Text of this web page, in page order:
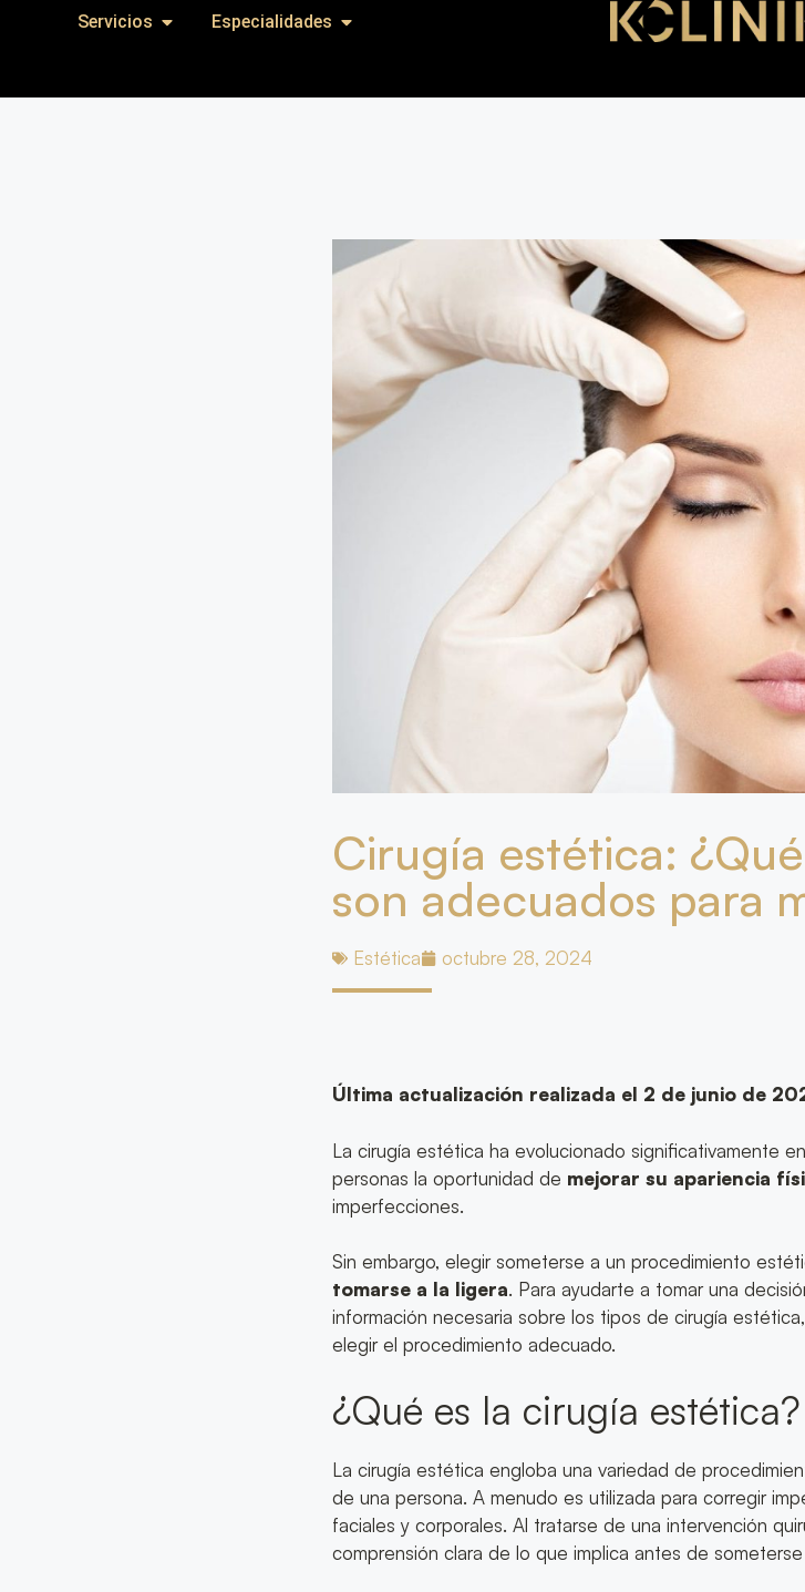
Servicios Especialidades
Cirugía estética:
son adecuados para
Estética octubre 28, 2024
Última actualización realizada el 2 de junio de
La cirugía estética ha evolucionado significativamente
personas la oportunidad de mejorar su apariencia
imperfecciones.
Sin embargo, elegir someterse a un procedimiento
tomarse a la ligera. Para ayudarte a tomar una
información necesaria sobre los tipos de cirugía
elegir el procedimiento adecuado.
¿Qué es la cirugía estética?
La cirugía estética engloba una variedad de
de una persona. A menudo es utilizada para corregir
faciales y corporales. Al tratarse de una intervención
comprensión clara de lo que implica antes de